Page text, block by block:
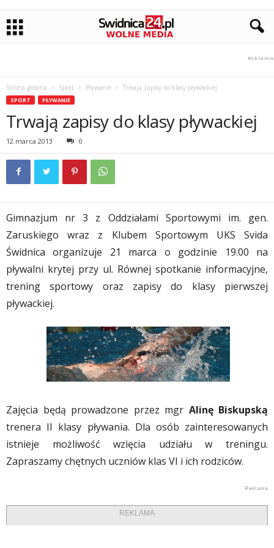
Strona główna Sport Pływanie Trwają zapisy do klasy pływackiej
SPORT PŁYWANIE
Trwają zapisy do klasy pływackiej
12 marca 2013 0
Gimnazjum nr 3 z Oddziałami Sportowymi im. gen.
Zaruskiego wraz z Klubem Sportowym UKS Svida
Świdnica organizuje 21 marca o godzinie 19.00 na
pływalni krytej przy ul. Równej spotkanie informacyjne,
trening sportowy oraz zapisy do klasy pierwszej
pływackiej.
Zajęcia będą prowadzone przez mgr Alinę Biskupską
trenera II klasy pływania. Dla osób zainteresowanych
istnieje możliwość wzięcia udziału w treningu.
Zapraszamy chętnych uczniów klas VI i ich rodziców.
REKLAMA